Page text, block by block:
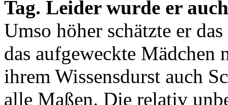
Tag. Leider wurde er
Umso höher schätzte er
das aufgeweckte Mädchen
ihrem Wissensdurst auch
alle Maßen. Die relativ